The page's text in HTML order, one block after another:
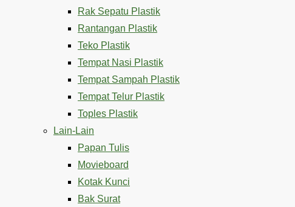
Rak Sepatu Plastik
Rantangan Plastik
Teko Plastik
Tempat Nasi Plastik
Tempat Sampah Plastik
Tempat Telur Plastik
Toples Plastik
Lain-Lain
Papan Tulis
Movieboard
Kotak Kunci
Bak Surat